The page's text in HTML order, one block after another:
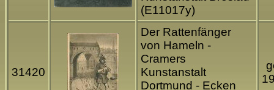
(E11017y)
31420
Der Rattenfänger
von Hameln -
Cramers
Kunstanstalt
Dortmund - Ecken